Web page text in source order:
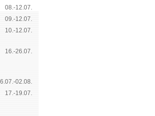
08.-12.07.
09.-12.07.
10.-12.07.
16.-26.07.
02.08.
17.-19.07.